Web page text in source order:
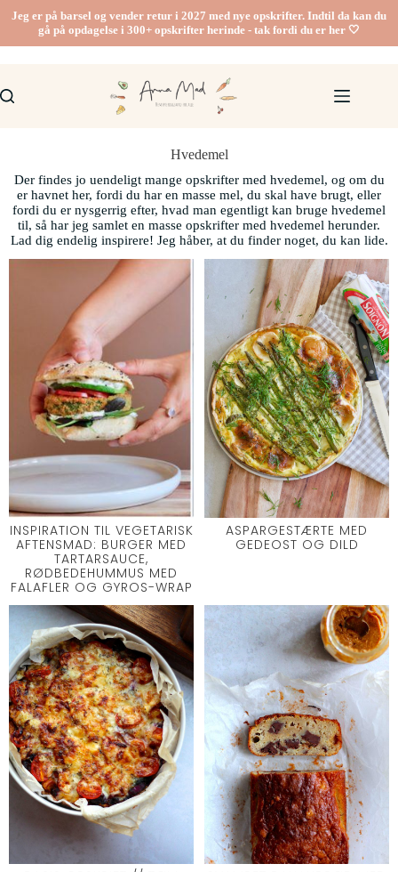
Jeg er på barsel og vender retur i 2027 med nye opskrifter. Indtil da kan du
gå på opdagelse i 300+ opskrifter herinde - tak fordi du er her 🤍
Hvedemel
Der findes jo uendeligt mange opskrifter med hvedemel, og om du
er havnet her, fordi du har en masse mel, du skal have brugt, eller
fordi du er nysgerrig efter, hvad man egentligt kan bruge hvedemel
til, så har jeg samlet en masse opskrifter med hvedemel herunder.
Lad dig endelig inspirere! Jeg håber, at du finder noget, du kan lide.
INSPIRATION TIL VEGETARISK
AFTENSMAD: BURGER MED
TARTARSAUCE,
RØDBEDEHUMMUS MED
FALAFLER OG GYROS-WRAP
ASPARGESTÆRTE MED
GEDEOST OG DILD